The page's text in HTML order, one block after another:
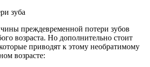
преждевременной потери зубов
возраста. Но дополнительно стоит
приводят к этому необратимому
возрасте: